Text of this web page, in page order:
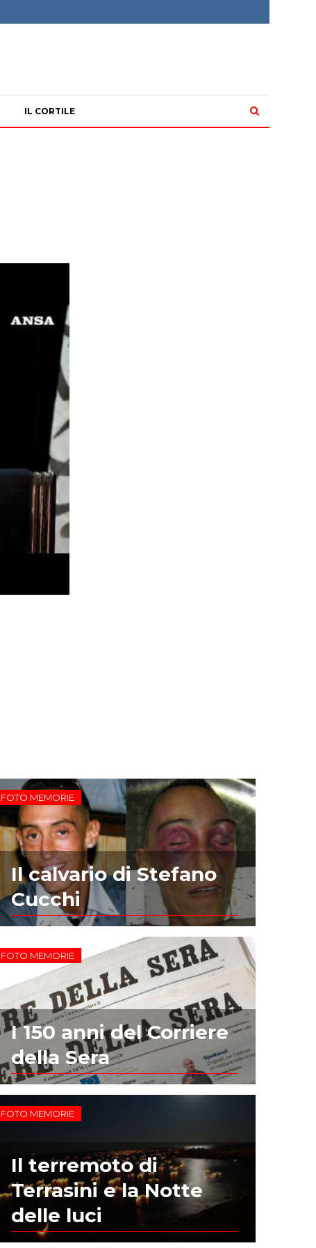
IL CORTILE
FOTO MEMORIE
Il calvario di Stefano
Cucchi
FOTO MEMORIE
I 150 anni del Corriere
della Sera
FOTO MEMORIE
Il terremoto di
Terrasini e la Notte
delle luci